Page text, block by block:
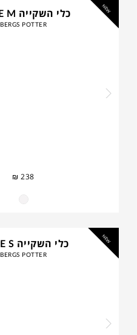
NEW כלי השקייה COVE M
BERGS POTTER
₪ 238
NEW כלי השקייה COVE S
BERGS POTTER